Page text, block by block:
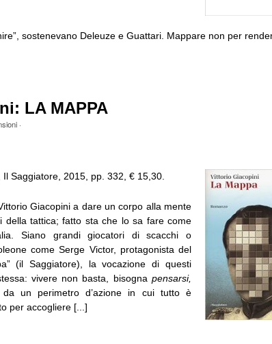
sostenevano Deleuze e Guattari. Mappare non per
LA MAPPA
·
Il Saggiatore, 2015, pp. 332, € 15,30.
Giacopini a dare un corpo alla mente
della tattica; fatto sta che lo sa fare come
Siano grandi giocatori di scacchi o
come Serge Victor, protagonista del
(il Saggiatore), la vocazione di questi
vivere non basta, bisogna pensarsi,
un perimetro d’azione in cui tutto è
per accogliere [...]